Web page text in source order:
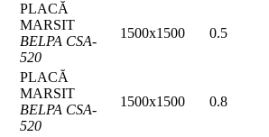
PLACĂ
MARSIT
BELPA CSA-
520
1500x1500 0.5
PLACĂ
MARSIT
BELPA CSA-
520
1500x1500 0.8